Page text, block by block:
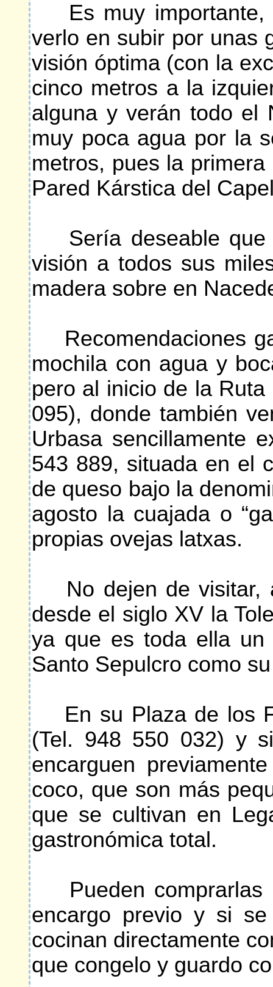
Es muy importante,
verlo en subir por unas
visión óptima (con la
cinco metros a la
alguna y verán todo el
muy poca agua por la
metros, pues la
Pared Kárstica del
Sería deseable que
visión a todos sus
madera sobre en
Recomendaciones
mochila con agua y
pero al inicio de la
095), donde también
Urbasa sencillamente
543 889, situada en el
de queso bajo la
agosto la cuajada o
propias ovejas latxas.
No dejen de visitar,
desde el siglo XV la
ya que es toda ella un
Santo Sepulcro como
En su Plaza de los
(Tel. 948 550 032) y
encarguen
coco, que son más
que se cultivan en
gastronómica total.
Pueden comprarlas
encargo previo y si
cocinan directamente
que congelo y guardo